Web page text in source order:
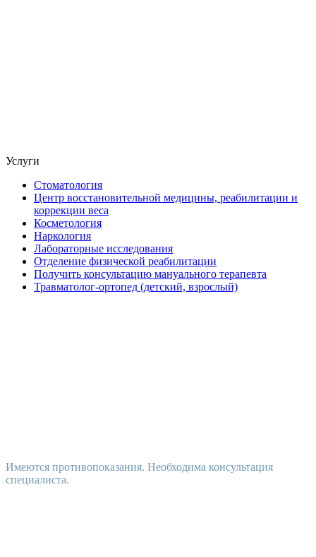
Услуги
Стоматология
Центр восстановительной медицины, реабилитации и
коррекции веса
Косметология
Наркология
Лабораторные исследования
Отделение физической реабилитации
Получить консультацию мануального терапевта
Травматолог-ортопед (детский, взрослый)
Имеются противопоказания. Необходима консультация
специалиста.